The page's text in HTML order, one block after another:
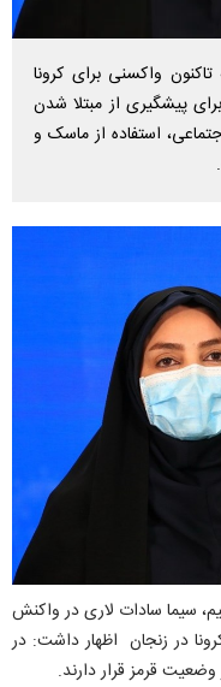
واکسنی برای کرونا
پیشگیری از مبتلا شدن
استفاده از ماسک و
سیما سادات لاری در واکنش
در زنجان اظهار داشت: در
قرمز قرار دارند.